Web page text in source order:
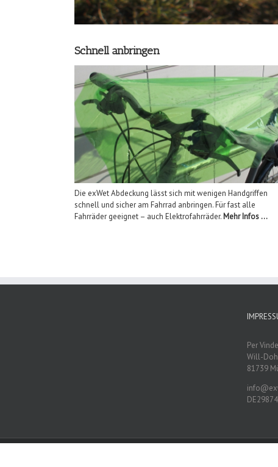
Schnell anbringen
Die exWet Abdeckung lässt sich mit wenigen Handgriffen
schnell und sicher am Fahrrad anbringen. Für fast alle
Fahrräder geeignet – auch Elektrofahrräder. Mehr Infos …
Per
Will-
81739